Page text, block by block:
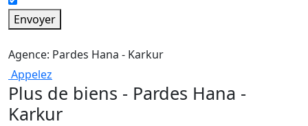
Envoyer
Agence: Pardes Hana - Karkur
Appelez
Plus de biens - Pardes Hana -
Karkur